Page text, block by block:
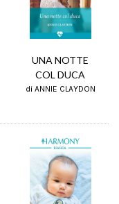
UNA NOTTE
COL DUCA
di ANNIE CLAYDON